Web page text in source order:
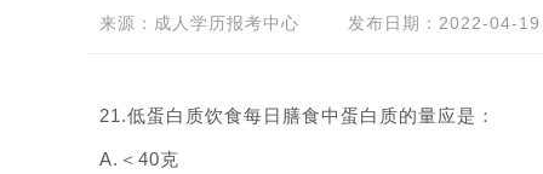
来源： 成人学历报考中心 发布日期：2022-04-19
21.低蛋白质饮食每日膳食中蛋白质的量应是：
A.＜40克